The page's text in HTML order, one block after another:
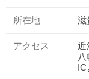
所在地 滋
アクセス
近
IC